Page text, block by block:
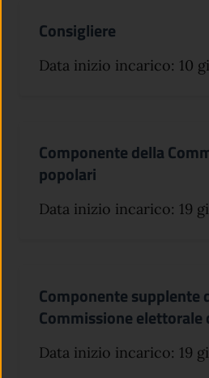
Consigliere
Data inizio incarico: 10
Componente della
popolari
Data inizio incarico: 19
Componente supplente
Commissione elettorale
Data inizio incarico: 19